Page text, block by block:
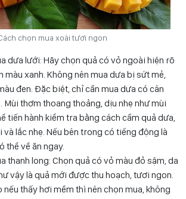
chọn mua xoài tươi ngon
dưa lưới: Hãy chọn quả có vỏ ngoài hiện rõ
màu xanh. Không nên mua dưa bị sứt mẻ,
đen. Đặc biệt, chỉ cần mua dưa có cân
Mùi thơm thoang thoảng, dịu nhẹ như mùi
tiến hành kiểm tra bằng cách cầm quả dưa,
và lắc nhẹ. Nếu bên trong có tiếng động là
thể về ăn ngay.
thanh long: Chọn quả có vỏ màu đỏ sậm, da
vậy là quả mới được thu hoạch, tươi ngon.
nếu thấy hơi mềm thì nên chọn mua, không